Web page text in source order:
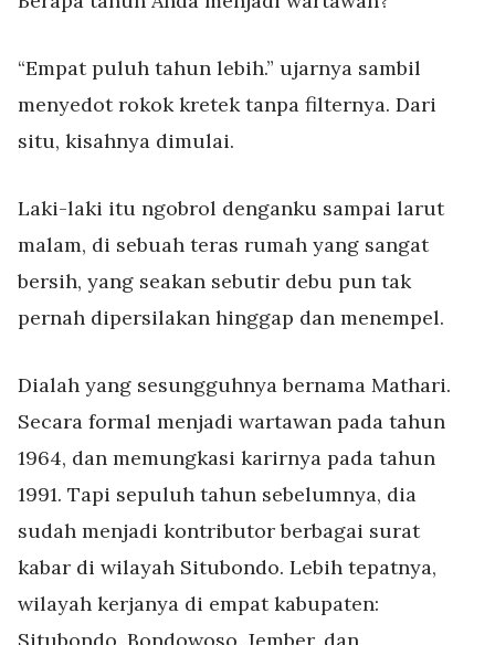
“Empat puluh tahun lebih.” ujarnya sambil
menyedot rokok kretek tanpa filternya. Dari
situ, kisahnya dimulai.
Laki-laki itu ngobrol denganku sampai larut
malam, di sebuah teras rumah yang sangat
bersih, yang seakan sebutir debu pun tak
pernah dipersilakan hinggap dan menempel.
Dialah yang sesungguhnya bernama Mathari.
Secara formal menjadi wartawan pada tahun
1964, dan memungkasi karirnya pada tahun
1991. Tapi sepuluh tahun sebelumnya, dia
sudah menjadi kontributor berbagai surat
kabar di wilayah Situbondo. Lebih tepatnya,
wilayah kerjanya di empat kabupaten: